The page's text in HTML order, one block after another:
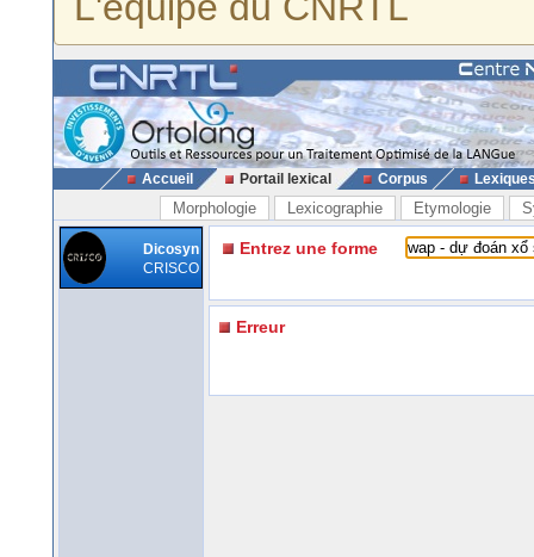
Accueil Portail lexical Corpus
Morphologie Lexicographie Etymologie
Dicosyn
CRISCO
Entrez une forme
Erreur